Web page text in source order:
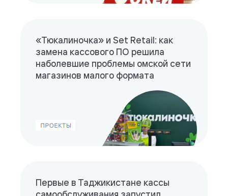
«Тюкалиночка» и Set Retail: как
замена кассового ПО решила
наболевшие проблемы омской сети
магазинов малого формата
Первые в Таджикистане кассы